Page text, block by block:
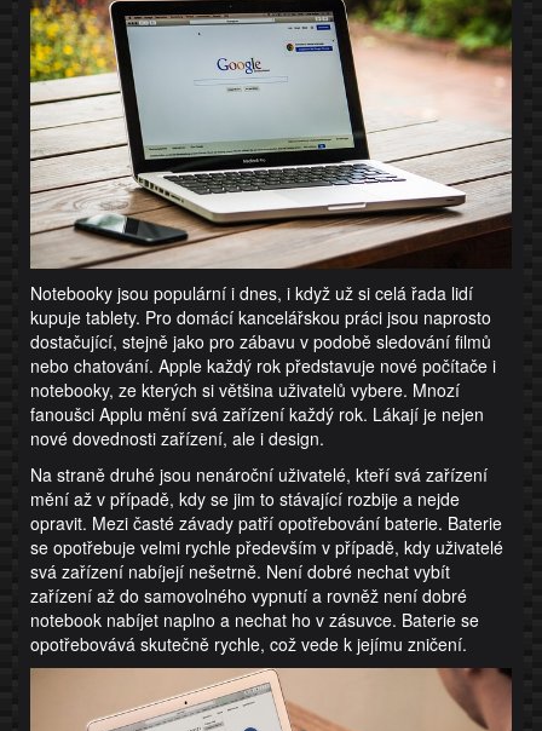
Notebooky jsou populární i dnes, i když už si celá řada lidí
kupuje tablety. Pro domácí kancelářskou práci jsou naprosto
dostačující, stejně jako pro zábavu v podobě sledování filmů
nebo chatování. Apple každý rok představuje nové počítače i
notebooky, ze kterých si většina uživatelů vybere. Mnozí
fanoušci Applu mění svá zařízení každý rok. Lákají je nejen
nové dovednosti zařízení, ale i design.
Na straně druhé jsou nenároční uživatelé, kteří svá zařízení
mění až v případě, kdy se jim to stávající rozbije a nejde
opravit. Mezi časté závady patří opotřebování baterie. Baterie
se opotřebuje velmi rychle především v případě, kdy uživatelé
svá zařízení nabíjejí nešetrně. Není dobré nechat vybít
zařízení až do samovolného vypnutí a rovněž není dobré
notebook nabíjet naplno a nechat ho v zásuvce. Baterie se
opotřebovává skutečně rychle, což vede k jejímu zničení.